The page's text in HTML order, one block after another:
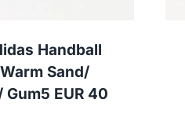
Handball
Sand/
Gum5 EUR 40